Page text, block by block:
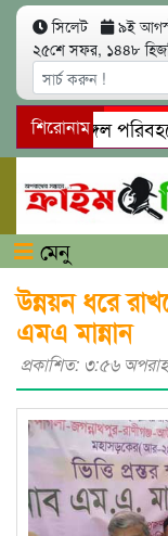
সিলেট ৯ই
২৫শে সফর, ১৪৪৮
শিরোনাম
ও বেঙ্গল
ফাঁদে তরুণী
মেনু
উন্নয়ন ধরে
এমএ মান্নান
প্রকাশিত: ৩:৫৬